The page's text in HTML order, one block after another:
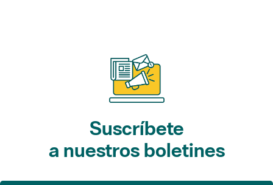
Suscríbete
a nuestros boletines